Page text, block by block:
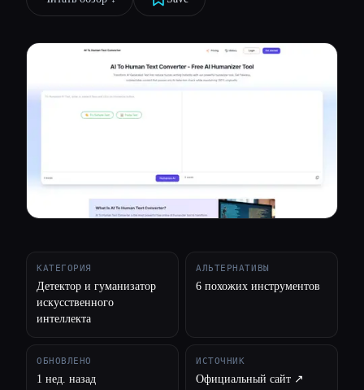
КАТЕГОРИЯ
Детектор и гуманизатор
искусственного
интеллекта
АЛЬТЕРНАТИВЫ
6 похожих инструментов
ОБНОВЛЕНО
1 нед. назад
ИСТОЧНИК
Официальный сайт ↗︎